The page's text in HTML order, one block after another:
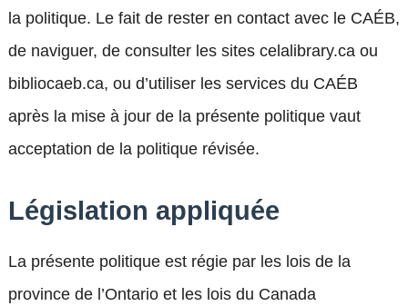
la politique. Le fait de rester en contact avec le CAÉB,
de naviguer, de consulter les sites celalibrary.ca ou
bibliocaeb.ca, ou d’utiliser les services du CAÉB
après la mise à jour de la présente politique vaut
acceptation de la politique révisée.
Législation appliquée
La présente politique est régie par les lois de la
province de l’Ontario et les lois du Canada